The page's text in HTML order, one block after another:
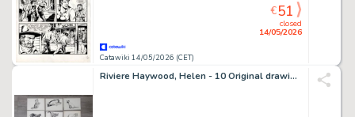
Catawiki 14/05/2026 (CET)
closed
14/05/2026
€51
Riviere Haywood, Helen - 10 Original drawing - Looking After Cats - 1973